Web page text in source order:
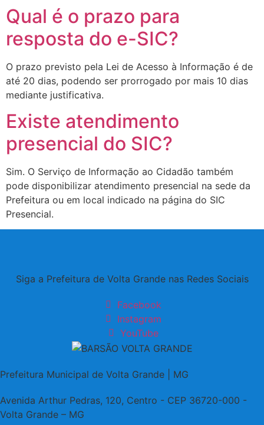
Qual é o prazo para
resposta do e-SIC?
O prazo previsto pela Lei de Acesso à Informação é de
até 20 dias, podendo ser prorrogado por mais 10 dias
mediante justificativa.
Existe atendimento
presencial do SIC?
Sim. O Serviço de Informação ao Cidadão também
pode disponibilizar atendimento presencial na sede da
Prefeitura ou em local indicado na página do SIC
Presencial.
Siga a Prefeitura de Volta Grande nas Redes Sociais
Facebook
Instagram
YouTube
Prefeitura Municipal de Volta Grande | MG
Avenida Arthur Pedras, 120, Centro - CEP 36720-000 -
Volta Grande – MG